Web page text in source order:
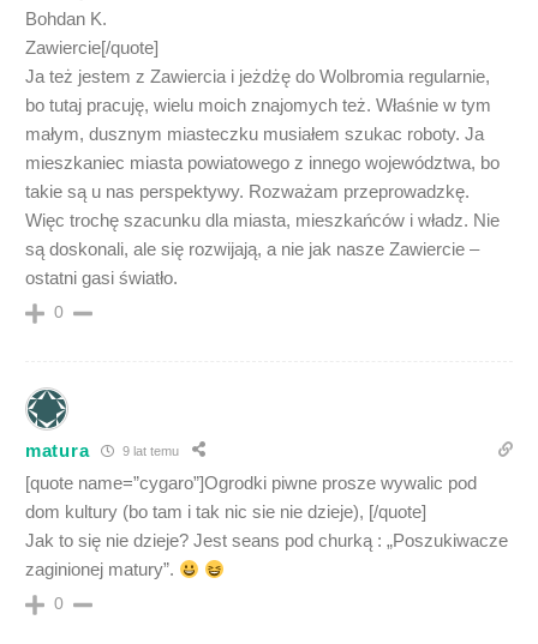
Bohdan K.
Zawiercie[/quote]
Ja też jestem z Zawiercia i jeżdżę do Wolbromia regularnie,
bo tutaj pracuję, wielu moich znajomych też. Właśnie w tym
małym, dusznym miasteczku musiałem szukac roboty. Ja
mieszkaniec miasta powiatowego z innego województwa, bo
takie są u nas perspektywy. Rozważam przeprowadzkę.
Więc trochę szacunku dla miasta, mieszkańców i władz. Nie
są doskonali, ale się rozwijają, a nie jak nasze Zawiercie –
ostatni gasi światło.
0
matura 9 lat temu
[quote name=”cygaro”]Ogrodki piwne prosze wywalic pod
dom kultury (bo tam i tak nic sie nie dzieje), [/quote]
Jak to się nie dzieje? Jest seans pod churką : „Poszukiwacze
zaginionej matury”.
0